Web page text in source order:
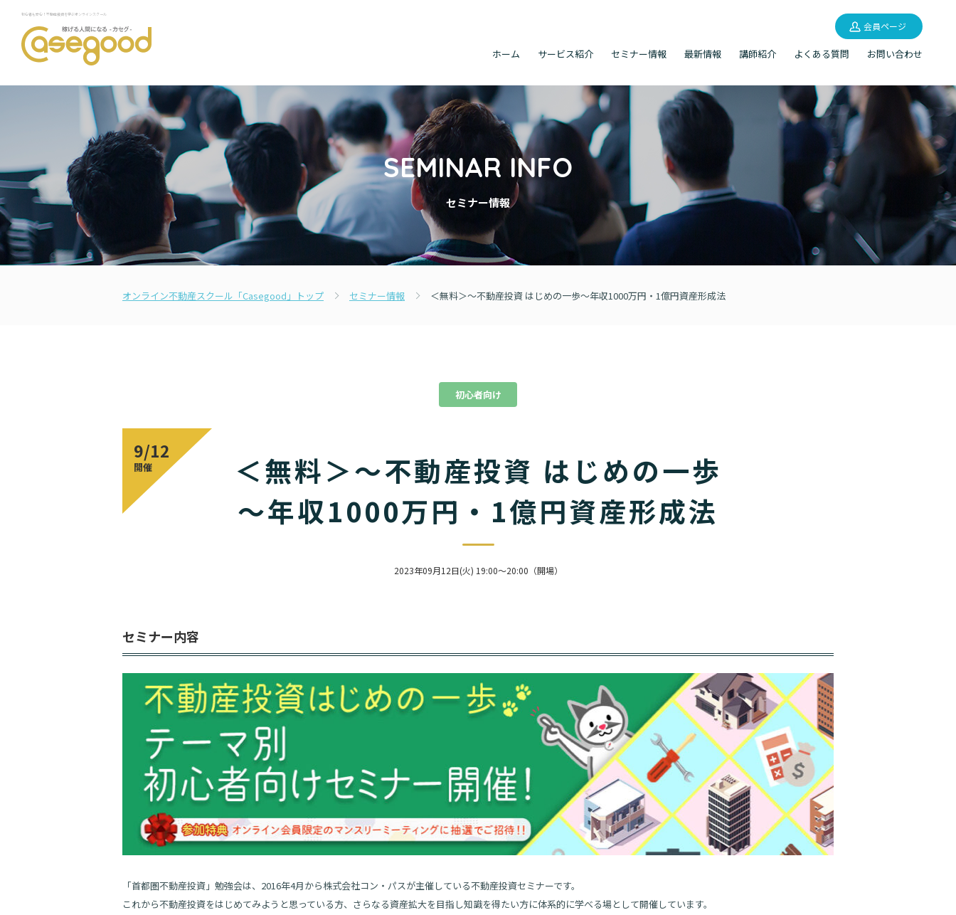
初心者も安心！不動産投資を学ぶオンラインスクール
会員ページ
ホーム サービス紹介 セミナー情報 最新情報 講師紹介 よくある質問 お問い合わせ
SEMINAR INFO
セミナー情報
オンライン不動産スクール「Casegood」トップ セミナー情報 ＜無料＞～不動産投資 はじめの一歩～年収1000万円・1億円資産形成法
初心者向け
9/12
開催
＜無料＞～不動産投資 はじめの一歩
～年収1000万円・1億円資産形成法
2023年09月12日(火) 19:00～20:00（開場）
セミナー内容
「首都圏不動産投資」勉強会は、2016年4月から株式会社コン・パスが主催している不動産投資セミナーです。
これから不動産投資をはじめてみようと思っている方、さらなる資産拡大を目指し知識を得たい方に体系的に学べる場として開催しています。